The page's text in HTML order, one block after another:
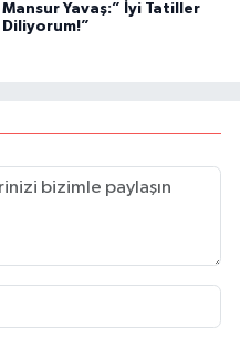
Mansur Yavaş:” İyi Tatiller
Diliyorum!”